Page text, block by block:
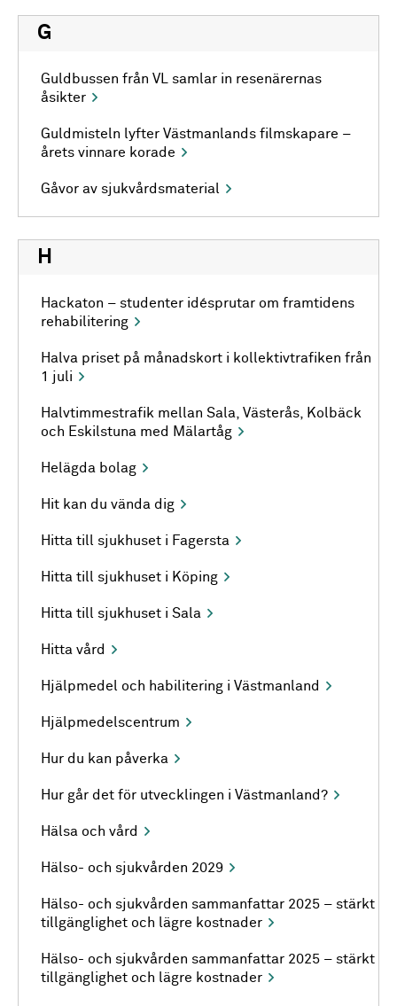
G
Guldbussen från VL samlar in resenärernas
åsikter
Guldmisteln lyfter Västmanlands filmskapare –
årets vinnare korade
Gåvor av sjukvårdsmaterial
H
Hackaton – studenter idésprutar om framtidens
rehabilitering
Halva priset på månadskort i kollektivtrafiken från
1 juli
Halvtimmestrafik mellan Sala, Västerås, Kolbäck
och Eskilstuna med Mälartåg
Helägda bolag
Hit kan du vända dig
Hitta till sjukhuset i Fagersta
Hitta till sjukhuset i Köping
Hitta till sjukhuset i Sala
Hitta vård
Hjälpmedel och habilitering i Västmanland
Hjälpmedelscentrum
Hur du kan påverka
Hur går det för utvecklingen i Västmanland?
Hälsa och vård
Hälso- och sjukvården 2029
Hälso- och sjukvården sammanfattar 2025 – stärkt
tillgänglighet och lägre kostnader
Hälso- och sjukvården sammanfattar 2025 – stärkt
tillgänglighet och lägre kostnader